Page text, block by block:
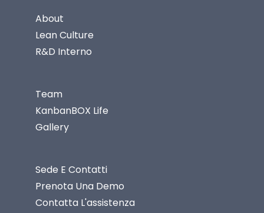
About
Lean Culture
R&D Interno
Team
KanbanBOX Life
Gallery
Sede E Contatti
Prenota Una Demo
Contatta L'assistenza